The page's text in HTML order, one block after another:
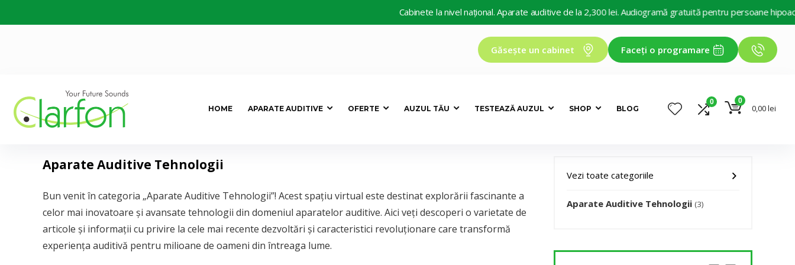
Cabinete la nivel național. Aparate auditive de la 2,300 lei. Audiogramă gratuită pentru persoane hipoacuzice.
Găsește un cabinet Faceți o programare
HOME APARATE AUDITIVE OFERTE AUZUL TĂU TESTEAZĂ AUZUL SHOP BLOG
0 0
0,00lei
Aparate Auditive Tehnologii
Bun venit în categoria „Aparate Auditive Tehnologii”! Acest spațiu virtual este destinat explorării fascinante a
celor mai inovatoare și avansate tehnologii din domeniul aparatelor auditive. Aici veți descoperi o varietate de
articole și informații cu privire la cele mai recente dezvoltări și caracteristici revoluționare care transformă
experiența auditivă pentru milioane de oameni din întreaga lume.
Vezi toate categoriile
Aparate Auditive Tehnologii (3)